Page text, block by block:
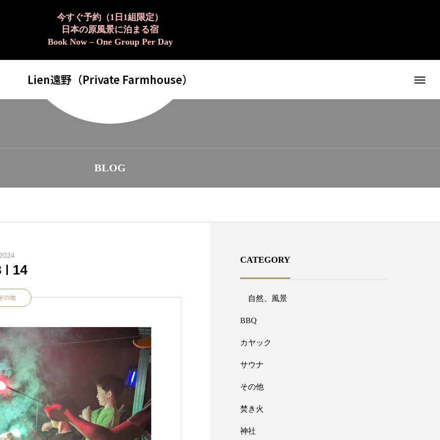
今すぐ予約（1日1組限定）
日本の原風景に泊まる宿
Book Now – One Group Per Day
Lien遠野（Private Farmhouse）
BLOG
14
の他
CATEGORY
自然、風景
BBQ
カヤック
サウナ
その他
焚き火
神社